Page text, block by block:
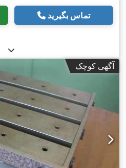
تماس بگیرید
آگهی کوچک